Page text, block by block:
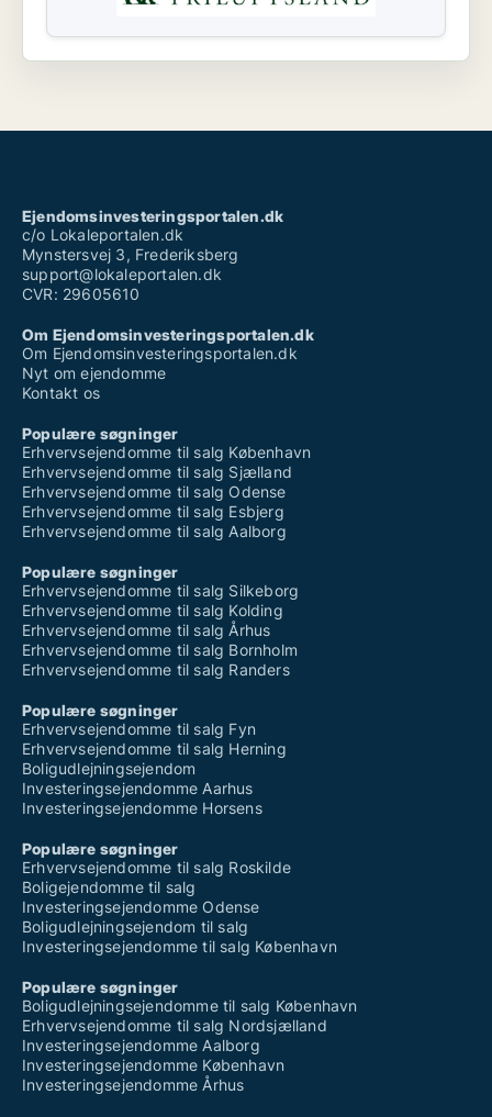
Ejendomsinvesteringsportalen.dk
c/o Lokaleportalen.dk
Mynstersvej 3, Frederiksberg
support@lokaleportalen.dk
CVR: 29605610
Om Ejendomsinvesteringsportalen.dk
Om Ejendomsinvesteringsportalen.dk
Nyt om ejendomme
Kontakt os
Populære søgninger
Erhvervsejendomme til salg København
Erhvervsejendomme til salg Sjælland
Erhvervsejendomme til salg Odense
Erhvervsejendomme til salg Esbjerg
Erhvervsejendomme til salg Aalborg
Populære søgninger
Erhvervsejendomme til salg Silkeborg
Erhvervsejendomme til salg Kolding
Erhvervsejendomme til salg Århus
Erhvervsejendomme til salg Bornholm
Erhvervsejendomme til salg Randers
Populære søgninger
Erhvervsejendomme til salg Fyn
Erhvervsejendomme til salg Herning
Boligudlejningsejendom
Investeringsejendomme Aarhus
Investeringsejendomme Horsens
Populære søgninger
Erhvervsejendomme til salg Roskilde
Boligejendomme til salg
Investeringsejendomme Odense
Boligudlejningsejendom til salg
Investeringsejendomme til salg København
Populære søgninger
Boligudlejningsejendomme til salg København
Erhvervsejendomme til salg Nordsjælland
Investeringsejendomme Aalborg
Investeringsejendomme København
Investeringsejendomme Århus